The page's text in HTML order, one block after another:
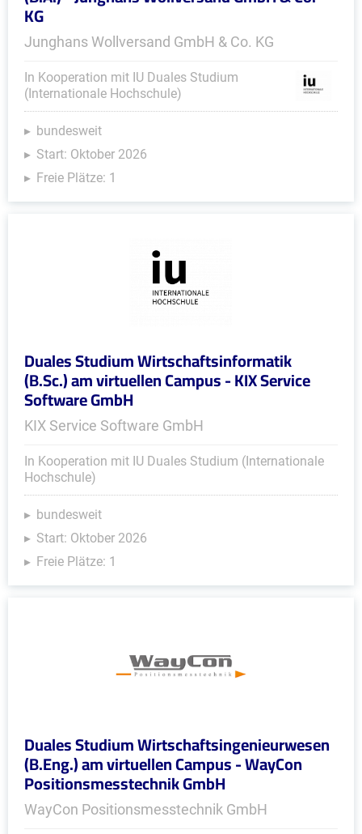
KG
Junghans Wollversand GmbH & Co. KG
In Kooperation mit IU Duales Studium
(Internationale Hochschule)
bundesweit
Start: Oktober 2026
Freie Plätze: 1
Duales Studium Wirtschaftsinformatik
(B.Sc.) am virtuellen Campus - KIX Service
Software GmbH
KIX Service Software GmbH
In Kooperation mit IU Duales Studium (Internationale
Hochschule)
bundesweit
Start: Oktober 2026
Freie Plätze: 1
Duales Studium Wirtschaftsingenieurwesen
(B.Eng.) am virtuellen Campus - WayCon
Positionsmesstechnik GmbH
WayCon Positionsmesstechnik GmbH